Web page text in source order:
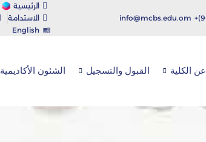
info@mcbs.edu.om
الرئيسية
الاستدامة
English
عن الكلية القبول والتسجيل الشئون الأكاديمية